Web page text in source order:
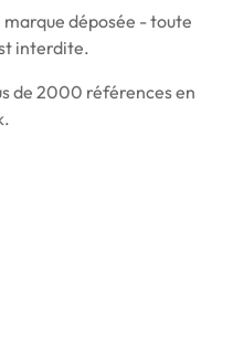
marque déposée - toute
interdite.
de 2000 références en